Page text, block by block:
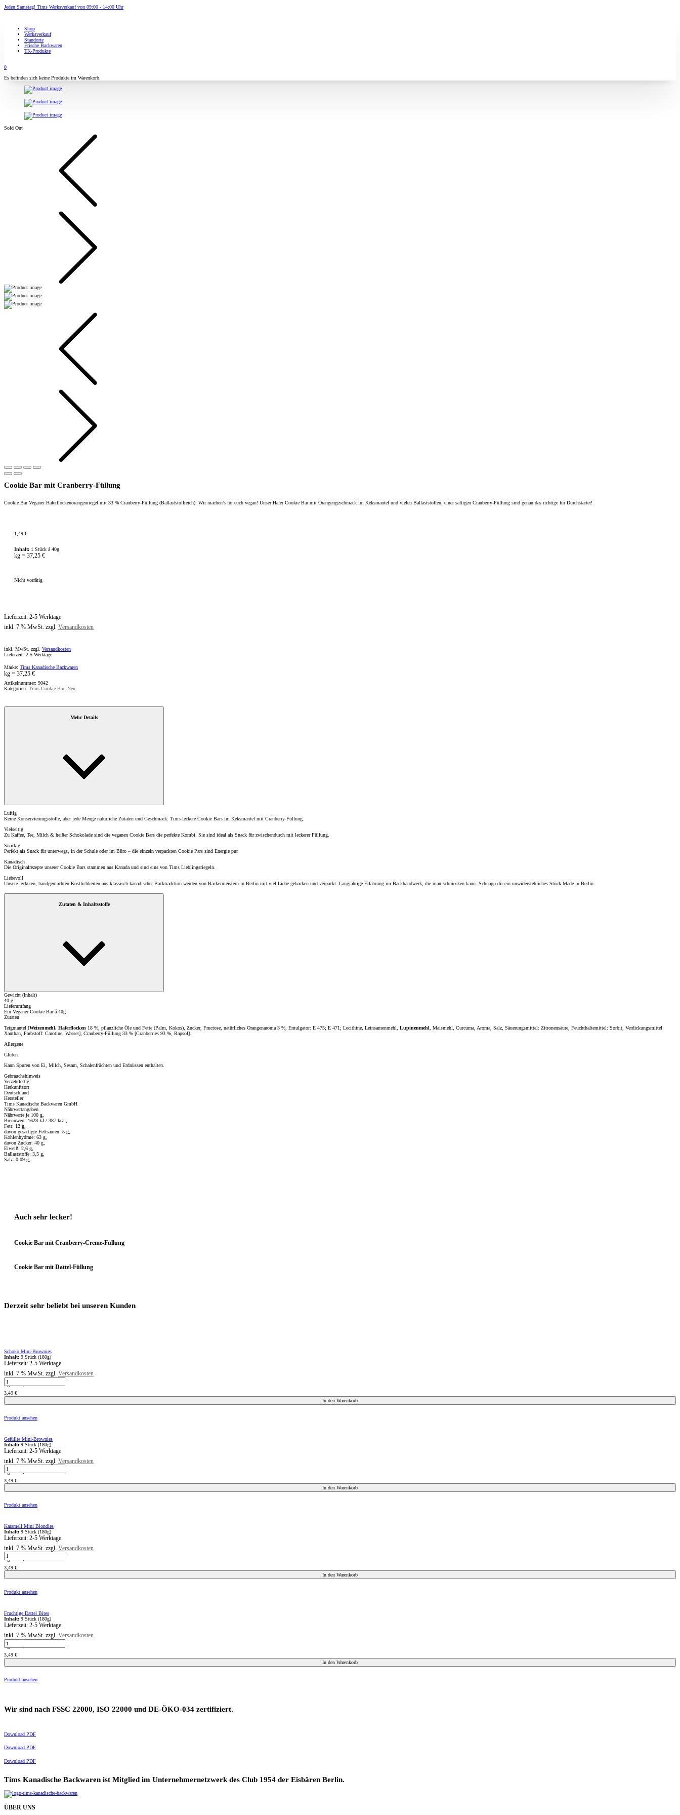
Jeden Samstag! Tims Werksverkauf von 09:00 - 14:00 Uhr
Shop
Werksverkauf
Standorte
Frische Backwaren
TK-Produkte
0
Es befinden sich keine Produkte im Warenkorb.
Sold Out
Cookie Bar mit Cranberry-Füllung
Cookie Bar Veganer Haferflockenorangenriegel mit 33 % Cranberry-Füllung (Ballaststoffreich): Wir machen’s für euch vegan! Unser Hafer Cookie Bar mit Orangengeschmack im Keksmantel und vielen Ballaststoffen, einer saftigen Cranberry-Füllung sind genau das richtige für Durchstarter!
1,49 €
Inhalt: 1 Stück á 40g
kg = 37,25 €
Nicht vorrätig
Lieferzeit: 2-5 Werktage
inkl. 7 % MwSt. zzgl. Versandkosten
inkl. MwSt. zzgl. Versandkosten
Lieferzeit: 2-5 Werktage
Marke: Tims Kanadische Backwaren
kg = 37,25 €
Artikelnummer: 9042
Kategorien: Tims Cookie Bar, Neu
Mehr Details
Luftig
Keine Konservierungsstoffe, aber jede Menge natürliche Zutaten und Geschmack: Tims leckere Cookie Bars im Keksmantel mit Cranberry-Füllung.
Vielseitig
Zu Kaffee, Tee, Milch & heißer Schokolade sind die veganen Cookie Bars die perfekte Kombi. Sie sind ideal als Snack für zwischendurch mit leckerer Füllung.
Snackig
Perfekt als Snack für unterwegs, in der Schule oder im Büro – die einzeln verpackten Cookie Pars sind Energie pur.
Kanadisch
Die Originalrezepte unserer Cookie Bars stammen aus Kanada und sind eins von Tims Lieblingsriegeln.
Liebevoll
Unsere leckeren, handgemachten Köstlichkeiten aus klassisch-kanadischer Backtradition werden von Bäckermeistern in Berlin mit viel Liebe gebacken und verpackt. Langjährige Erfahrung im Backhandwerk, die man schmecken kann. Schnapp dir ein unwiderstehliches Stück Made in Berlin.
Zutaten & Inhaltsstoffe
Gewicht (Inhalt)
40 g
Lieferumfang
Ein Veganer Cookie Bar á 40g
Zutaten
Teigmantel [Weizenmehl, Haferflocken 18 %, pflanzliche Öle und Fette (Palm, Kokos), Zucker, Fructose, natürliches Orangenaroma 3 %, Emulgator: E 475; E 471; Lecithine, Leinsamenmehl, Lupinenmehl, Maismehl, Curcuma, Aroma, Salz, Säuerungsmittel: Zitronensäure, Feuchthaltemittel: Sorbit, Verdickungsmittel:
Xanthan, Farbstoff: Carotine, Wasser], Cranberry-Füllung 33 % [Cranberries 93 %, Rapsöl].
Allergene
Gluten
Kann Spuren von Ei, Milch, Sesam, Schalenfrüchten und Erdnüssen enthalten.
Gebrauchshinweis
Verzehrfertig
Herkunftsort
Deutschland
Hersteller
Tims Kanadische Backwaren GmbH
Nährwertangaben
Nährwerte je 100 g,
Brennwert: 1628 kJ / 387 kcal,
Fett: 12 g,
davon gesättigte Fettsäuren: 5 g,
Kohlenhydrate: 63 g,
davon Zucker: 40 g,
Eiweiß: 2,6 g,
Ballaststoffe: 3,5 g,
Salz: 0,09 g,
Auch sehr lecker!
Cookie Bar mit Cranberry-Creme-Füllung
Cookie Bar mit Dattel-Füllung
Derzeit sehr beliebt bei unseren Kunden
Schoko Mini-Brownies
Inhalt: 9 Stück (180g)
Lieferzeit: 2-5 Werktage
inkl. 7 % MwSt. zzgl. Versandkosten
kg
3,49 €
Schoko
Mini-
Brownies
Menge
In den Warenkorb
Produkt ansehen
Gefüllte Mini-Brownies
Inhalt: 9 Stück (180g)
Lieferzeit: 2-5 Werktage
inkl. 7 % MwSt. zzgl. Versandkosten
kg
3,49 €
Gefüllte
Mini-
Brownies
Menge
In den Warenkorb
Produkt ansehen
Karamell Mini Blondies
Inhalt: 9 Stück (180g)
Lieferzeit: 2-5 Werktage
inkl. 7 % MwSt. zzgl. Versandkosten
kg=19,39€
3,49 €
Karamell
Mini
Blondies
Menge
In den Warenkorb
Produkt ansehen
Fruchtige Dattel Bites
Inhalt: 9 Stück (180g)
Lieferzeit: 2-5 Werktage
inkl. 7 % MwSt. zzgl. Versandkosten
kg
3,49 €
Fruchtige
Dattel
Bites
Menge
In den Warenkorb
Produkt ansehen
Wir sind nach FSSC 22000, ISO 22000 und DE-ÖKO-034 zertifiziert.
Download PDF
Download PDF
Download PDF
Tims Kanadische Backwaren ist Mitglied im Unternehmernetzwerk des Club 1954 der Eisbären Berlin.
ÜBER UNS